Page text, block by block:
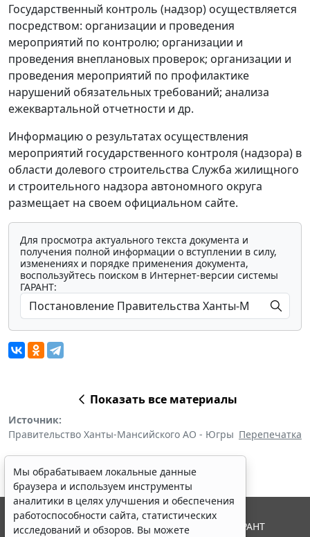
Государственный контроль (надзор) осуществляется
посредством: организации и проведения
мероприятий по контролю; организации и
проведения внеплановых проверок; организации и
проведения мероприятий по профилактике
нарушений обязательных требований; анализа
ежеквартальной отчетности и др.
Информацию о результатах осуществления
мероприятий государственного контроля (надзора) в
области долевого строительства Служба жилищного
и строительного надзора автономного округа
размещает на своем официальном сайте.
Для просмотра актуального текста документа и
получения полной информации о вступлении в силу,
изменениях и порядке применения документа,
воспользуйтесь поиском в Интернет-версии системы
ГАРАНТ:
Показать все материалы
Источник:
Правительство Ханты-Мансийского АО - Югры Перепечатка
Мы обрабатываем локальные данные
браузера и используем инструменты
аналитики в целях улучшения и обеспечения
работоспособности сайта, статистических
исследований и обзоров. Вы можете
© ООО "НПП "ГАРАНТ-СЕРВИС", 2026. Система ГАРАНТ